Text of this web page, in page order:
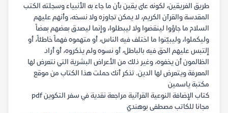
طريق الفريقين، لكونه على يقين بأن ما جاء به الأنبياء وسجلته الكتب
المقدسة والقرآن الكريم، لا يمكن تجاوزه ولا نسخه، وأنهم عليهم
السلام ما جاؤوا لينقضوا ولا ليبطلوا، وإنما ليصدق بعضهم بعضاً
وليكملوا، وليبيّنوا ما اختلف فيه الناس، أو متهموه فهماً خاطئاً، أو
إلتبس عليهم الحق فيه بالباطل، أو نسوه ولم يذكروه، أو أراد
الظالمون أن يخفوه، وغير ذلك من الأعراض البشرية التي نتعرض لها
المعرفة ويتعرض لها الدين. تذكر أنك حملت هذا الكتاب من موقع
مكتبة ياسمين
كتاب الإضافة النوعية القرآنية مراجعة نقدية في سفر التكوين pdf
مجانا للكاتب مصطفى بوهندي